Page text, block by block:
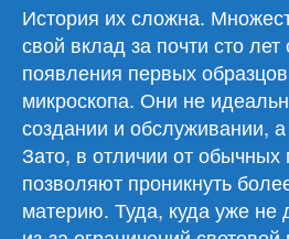
История их сложна.
свой вклад за почти сто
появления первых
микроскопа. Они не
создании и обслуживании,
Зато, в отличии от обычных
позволяют проникнуть
материю. Туда, куда уже не